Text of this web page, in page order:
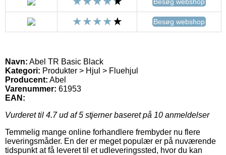
Besøg webshop
Navn: Abel TR Basic Black
Kategori: Produkter > Hjul > Fluehjul
Producent: Abel
Varenummer: 61953
EAN:
Vurderet til 4.7ud af 5 stjerner baseret på 10 anmeldelser
Temmelig mange online forhandlere frembyder nu flere
leveringsmåder. En der er meget populær er på nuværende
tidspunkt at få leveret til et udleveringssted, hvor du kan